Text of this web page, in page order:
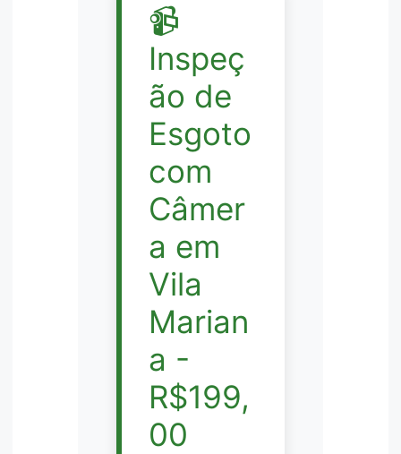
📹
Inspeç
ão de
Esgoto
com
Câmer
a em
Vila
Marian
a -
R$199,
00